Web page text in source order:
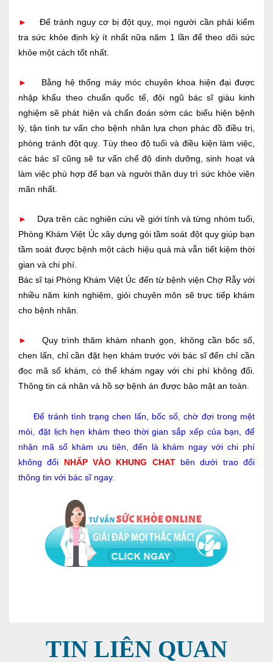
► Để tránh nguy cơ bị đột quỵ, mọi người cần phải kiểm
tra sức khỏe định kỳ ít nhất nữa năm 1 lần để theo dõi sức
khỏe một cách tốt nhất.
► Bằng hệ thống máy móc chuyên khoa hiện đại được
nhập khẩu theo chuẩn quốc tế, đội ngũ bác sĩ giàu kinh
nghiệm sẽ phát hiện và chẩn đoán sớm các biểu hiện bệnh
lý, tận tình tư vấn cho bệnh nhân lựa chọn phác đồ điều trị,
phòng tránh đột quỵ. Tùy theo độ tuổi và điều kiện làm việc,
các bác sĩ cũng sẽ tư vấn chế độ dinh dưỡng, sinh hoạt và
làm việc phù hợp để bạn và người thân duy trì sức khỏe viên
mãn nhất.
► Dựa trên các nghiên cứu về giới tính và từng nhóm tuổi,
Phòng Khám Việt Úc xây dựng gói tầm soát đột quỵ giúp bạn
tầm soát được bệnh một cách hiệu quả mà vẫn tiết kiệm thời
gian và chi phí.
Bác sĩ tại Phòng Khám Việt Úc đến từ bệnh viện Chợ Rẫy với
nhiều năm kinh nghiệm, giỏi chuyên môn sẽ trực tiếp khám
cho bệnh nhân.
► Quy trình thăm khám nhanh gọn, không cần bốc số,
chen lấn, chỉ cần đặt hẹn khám trước với bác sĩ đến chỉ cần
đọc mã số khám, có thể khám ngay với chi phí không đổi.
Thông tin cá nhân và hồ sợ bệnh án được bảo mật an toàn.
Để tránh tình trạng chen lấn, bốc số, chờ đợi trong mệt
mỏi, đặt lịch hẹn khám theo thời gian sắp xếp của bạn, để
nhận mã số khám ưu tiên, đến là khám ngay với chi phí
không đổi NHẤP VÀO KHUNG CHATbên dưới trao đổi
thông tin với bác sĩ ngay.
TIN LIÊN QUAN